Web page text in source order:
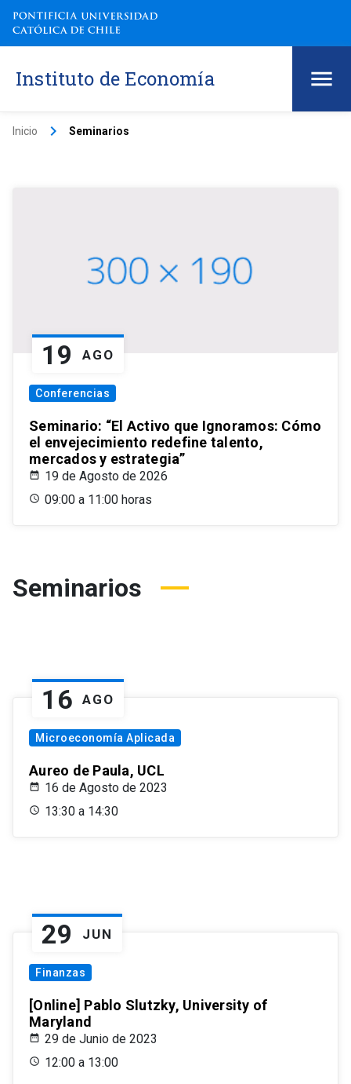
Instituto de Economía
Inicio keyboard_arrow_right Seminarios
19 AGO
Conferencias
Seminario: “El Activo que Ignoramos: Cómo
el envejecimiento redefine talento,
mercados y estrategia”
19 de Agosto de 2026
09:00 a 11:00 horas
Seminarios
16 AGO
Microeconomía Aplicada
Aureo de Paula, UCL
16 de Agosto de 2023
13:30 a 14:30
29 JUN
Finanzas
[Online] Pablo Slutzky, University of
Maryland
29 de Junio de 2023
12:00 a 13:00